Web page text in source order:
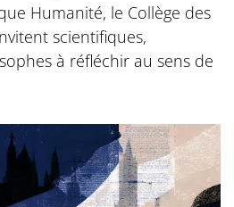
Humanité, le Collège des
scientifiques,
à réfléchir au sens de